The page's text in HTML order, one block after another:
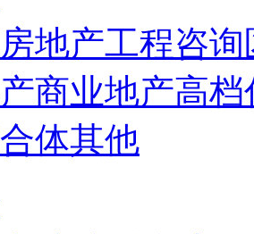
房地产工程咨询
商业地产高档
体其他